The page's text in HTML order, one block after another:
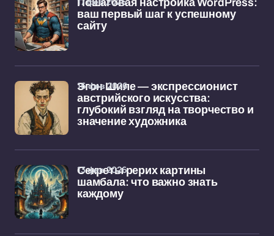
Пошаговая настройка WordPress:
ваш первый шаг к успешному
сайту
Эгон Шиле — экспрессионист
австрийского искусства:
глубокий взгляд на творчество и
значение художника
16 фев 2026
Секреты рерих картины
шамбала: что важно знать
каждому
13 фев 2026